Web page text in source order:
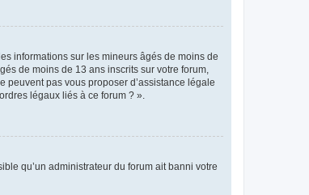
informations sur les mineurs âgés de moins de
de moins de 13 ans inscrits sur votre forum,
pas vous proposer d’assistance légale
légaux liés à ce forum ? ».
qu’un administrateur du forum ait banni votre